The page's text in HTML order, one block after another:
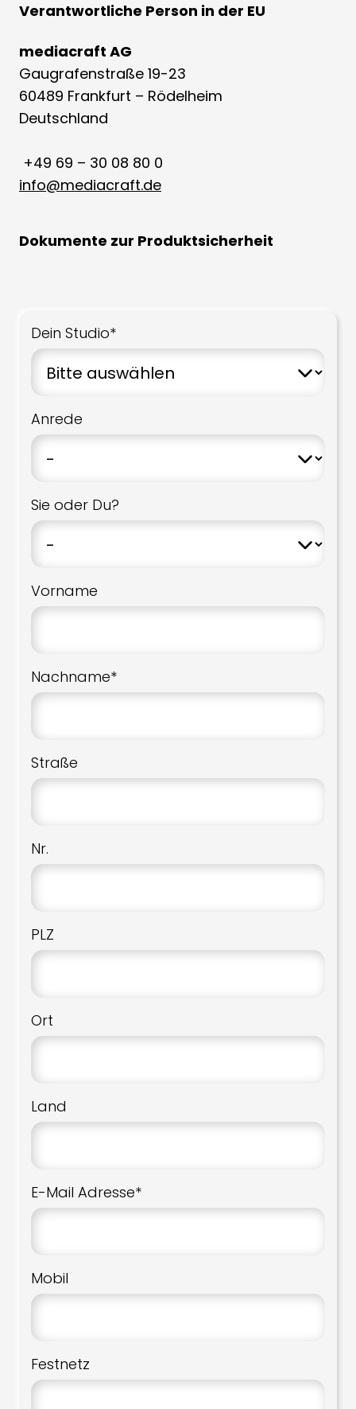
Verantwortliche Person in der EU
mediacraft AG
Gaugrafenstraße 19-23
60489 Frankfurt – Rödelheim
Deutschland
+49 69 – 30 08 80 0
info@mediacraft.de
Dokumente zur Produktsicherheit
Dein Studio*
Anrede
Sie oder Du?
Vorname
Nachname*
Straße
Nr.
PLZ
Ort
Land
E-Mail Adresse*
Mobil
Festnetz